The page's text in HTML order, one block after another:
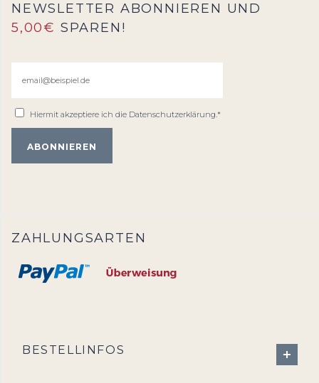
NEWSLETTER ABONNIEREN UND
5,00€ SPAREN!
Hiermit akzeptiere ich die Datenschutzerklärung.*
ZAHLUNGSARTEN
BESTELLINFOS